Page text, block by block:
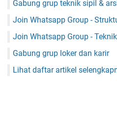
Gabung grup teknik sipil &
Join Whatsapp Group -
Join Whatsapp Group -
Gabung grup loker dan karir
Lihat daftar artikel